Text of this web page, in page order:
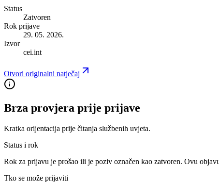
Status
Zatvoren
Rok prijave
29. 05. 2026.
Izvor
cei.int
Otvori originalni natječaj
Brza provjera prije prijave
Kratka orijentacija prije čitanja službenih uvjeta.
Status i rok
Rok za prijavu je prošao ili je poziv označen kao zatvoren. Ovu
Tko se može prijaviti